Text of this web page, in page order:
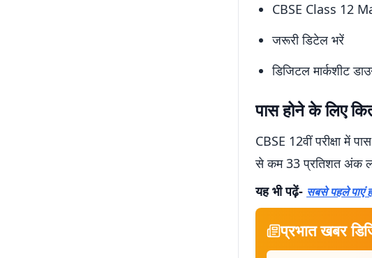
CBSE Class 12
जरूरी डिटेल भरें
डिजिटल मार्कशीट
पास होने के लिए
CBSE 12वीं परीक्षा में
से कम 33 प्रतिशत अंक
यह भी पढ़ें- सबसे पहले पाएं
प्रभात खबर